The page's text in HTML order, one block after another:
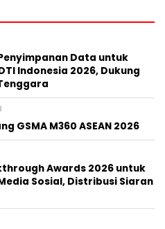
Data untuk
Indonesia 2026, Dukung
GSMA M360 ASEAN 2026
Awards 2026 untuk
Sosial, Distribusi Siaran